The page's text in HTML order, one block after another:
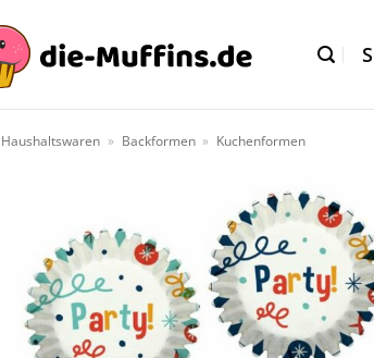
Haushaltswaren » Backformen » Kuchenformen